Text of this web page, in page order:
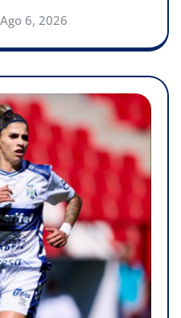
Ago 6, 2026